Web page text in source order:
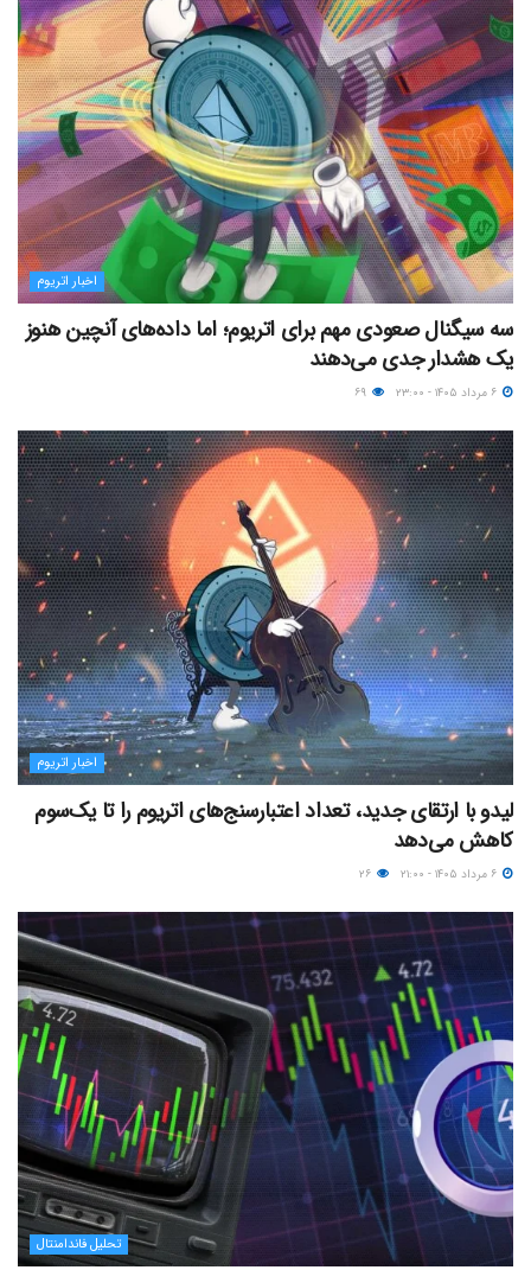
اخبار اتریوم
سه سیگنال صعودی مهم برای اتریوم؛ اما داده‌های آنچین هنوز
یک هشدار جدی می‌دهند
اخبار اتریوم
لیدو با ارتقای جدید، تعداد اعتبارسنج‌های اتریوم را تا یک‌سوم
کاهش می‌دهد
تحلیل فاندامنتال